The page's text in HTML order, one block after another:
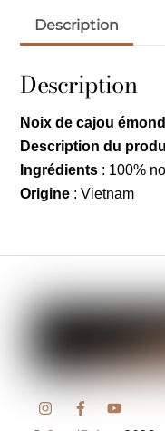
Description
Description
Noix de cajou
Description du
Ingrédients : 100%
Origine : Vietnam